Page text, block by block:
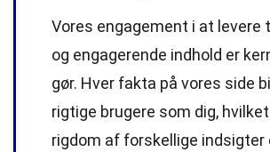
Vores engagement i at
og engagerende indhold er
gør. Hver fakta på vores side
rigtige brugere som dig,
rigdom af forskellige indsigter